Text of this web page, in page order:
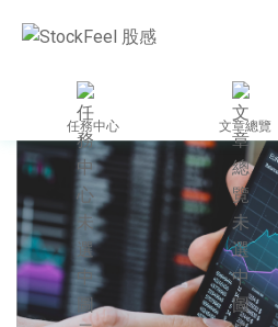
任務中心 文章總覽